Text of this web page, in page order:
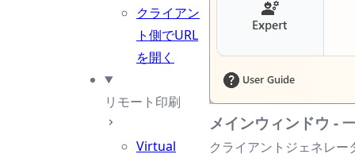
クライアン
ト側でURL
を開く
リモート印刷
Virtual
メインウィンドウ -
クライアントジェネレ